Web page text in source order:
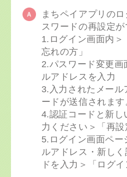
まちペイアプリの
スワードの再設定が
1.ログイン画面内＞
忘れの方」
2.パスワード変更画
ルアドレスを入力
3.入力されたメール
ードが送信されます
4.認証コードと新し
力ください＞「再設
5.ログイン画面ペー
ルアドレス・新し
ドを入力＞「ログイ